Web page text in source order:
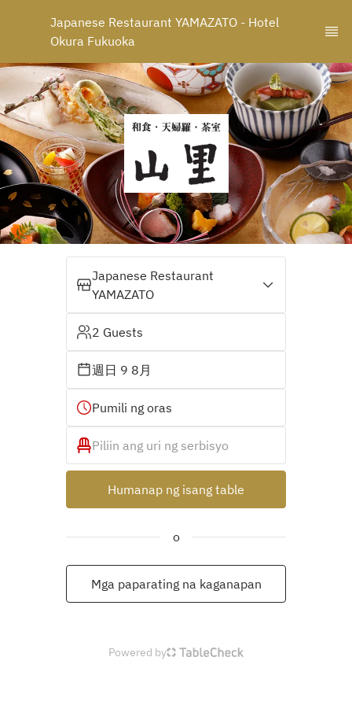
Japanese Restaurant YAMAZATO - Hotel
Okura Fukuoka
Japanese Restaurant
YAMAZATO
2 Guests
週日 9 8月
Pumili ng oras
Piliin ang uri ng serbisyo
Humanap ng isang table
o
Mga paparating na kaganapan
Powered by